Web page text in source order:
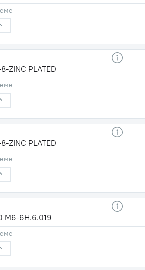
ZINC PLATED
ZINC PLATED
М6-6Н.6.019